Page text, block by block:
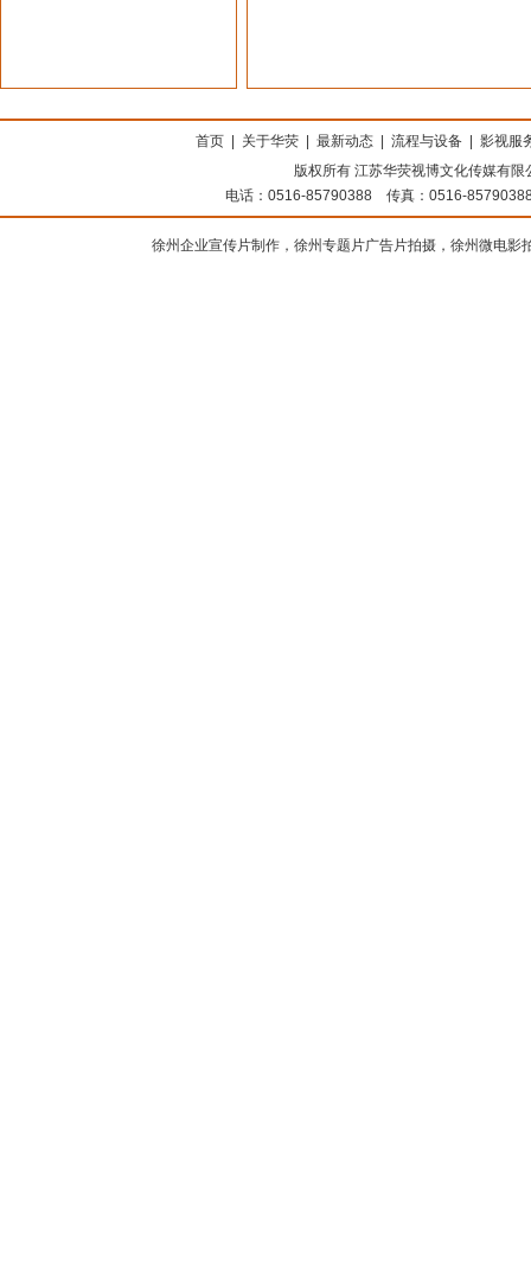
首页 关于华荧 最新动态 流程与设备
影视服
版权所有 江苏华荧视博文化传媒有
电话：0516-85790388 传真：0516-
徐州企业宣传片制作，徐州专题片广告片拍摄，徐州微电